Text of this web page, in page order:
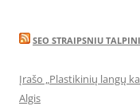
SEO STRAIPSNIU
Įrašo „Plastikinių langų
Algis